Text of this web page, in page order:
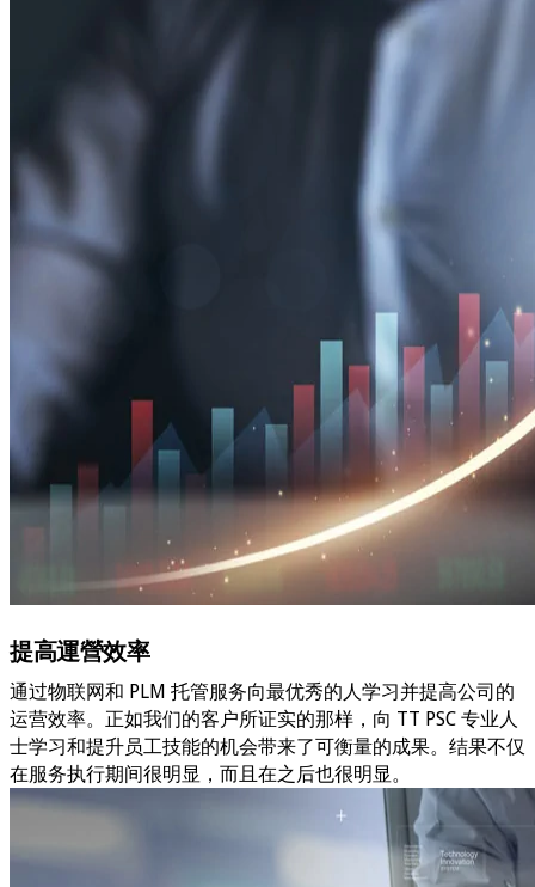
提高運營效率
通过物联网和 PLM 托管服务向最优秀的人学习并提高公司的
运营效率。正如我们的客户所证实的那样，向 TT PSC 专业人
士学习和提升员工技能的机会带来了可衡量的成果。结果不仅
在服务执行期间很明显，而且在之后也很明显。